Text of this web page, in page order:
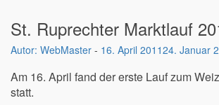
St. Ruprechter Marktlauf
WebMaster - 16. April 201124. Januar
Am 16. April fand der erste Lauf zum
statt.